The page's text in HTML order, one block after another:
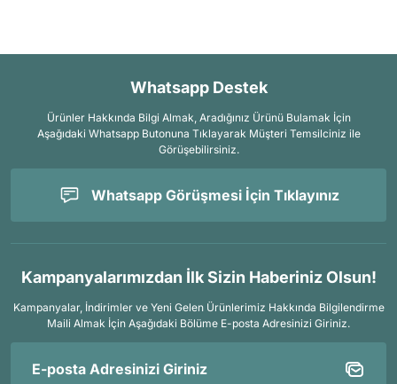
Whatsapp Destek
Ürünler Hakkında Bilgi Almak, Aradığınız Ürünü Bulamak İçin
Aşağıdaki Whatsapp Butonuna Tıklayarak Müşteri Temsilciniz ile
Görüşebilirsiniz.
Whatsapp Görüşmesi İçin Tıklayınız
Kampanyalarımızdan İlk Sizin Haberiniz Olsun!
Kampanyalar, İndirimler ve Yeni Gelen Ürünlerimiz Hakkında Bilgilendirme
Maili Almak İçin Aşağıdaki Bölüme E-posta Adresinizi Giriniz.